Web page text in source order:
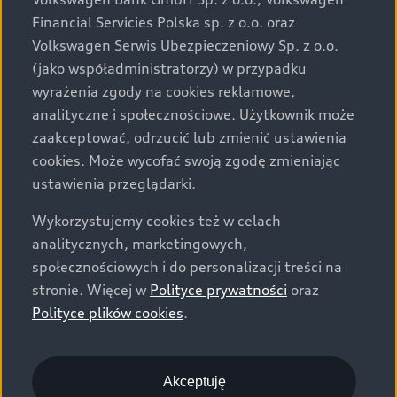
Financial Servicies Polska sp. z o.o. oraz
Volkswagen Serwis Ubezpieczeniowy Sp. z o.o.
(jako współadministratorzy) w przypadku
wyrażenia zgody na cookies reklamowe,
analityczne i społecznościowe. Użytkownik może
zaakceptować, odrzucić lub zmienić ustawienia
cookies. Może wycofać swoją zgodę zmieniając
ustawienia przeglądarki.
Wykorzystujemy cookies też w celach
analitycznych, marketingowych,
społecznościowych i do personalizacji treści na
stronie. Więcej w Polityce prywatności oraz
Polityce plików cookies.
Akceptuję
za dopłatą. Wiążące ustalenie ceny, wyposażenia i
specyfikacji pojazdu następują w umowie sprzedaży, a
określenie parametrów technicznych zawiera
świadectwo homologacji typu pojazdu. Zastrzegamy
sobie prawo do zmian i pomyłek. Wszelkie informacje
prezentowane na stronie są aktualne na dzień ich
zamieszczania. W celu uzyskania najnowszych
informacji prosimy kontaktować się z Partnerem Marki
Audi.
Wszystkie produkowane obecnie samochody marki Audi
są wykonywane z materiałów spełniających pod
względem możliwości odzysku i recyklingu wymagania
określone w normie ISO 22628 i są zgodne z
europejskimi świadectwami homologacji wydanymi wg
o.o. podlega obowiązkowi zapewnienia wszystkim
użytkownikom samochodów marki Volkswagen sieci